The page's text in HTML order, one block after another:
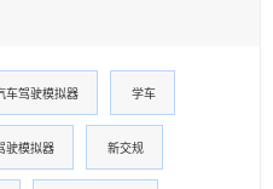
车驾驶模拟器 学车
驶模拟器 新交规